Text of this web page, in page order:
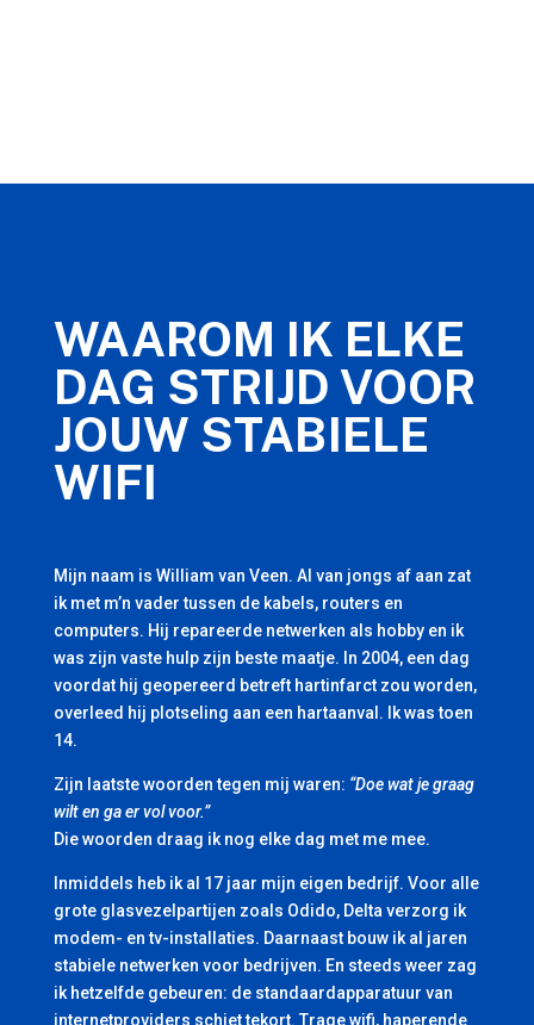
WAAROM IK ELKE
DAG STRIJD VOOR
JOUW STABIELE
WIFI
Mijn naam is William van Veen. Al van jongs af aan zat
ik met m’n vader tussen de kabels, routers en
computers. Hij repareerde netwerken als hobby en ik
was zijn vaste hulp zijn beste maatje. In 2004, een dag
voordat hij geopereerd betreft hartinfarct zou worden,
overleed hij plotseling aan een hartaanval. Ik was toen
14.
Zijn laatste woorden tegen mij waren: “Doe wat je graag
wilt en ga er vol voor.”
Die woorden draag ik nog elke dag met me mee.
Inmiddels heb ik al 17 jaar mijn eigen bedrijf. Voor alle
grote glasvezelpartijen zoals Odido, Delta verzorg ik
modem- en tv-installaties. Daarnaast bouw ik al jaren
stabiele netwerken voor bedrijven. En steeds weer zag
ik hetzelfde gebeuren: de standaardapparatuur van
internetproviders schiet tekort. Trage wifi, haperende